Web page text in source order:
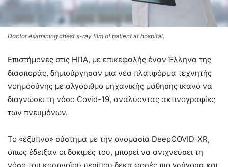
Doctor examining chest x-ray film of patient at hospital.
Επιστήμονες στις ΗΠΑ, με επικεφαλής έναν Έλληνα της
διασποράς, δημιούργησαν μια νέα πλατφόρμα τεχνητής
νοημοσύνης με αλγόριθμο μηχανικής μάθησης ικανό να
διαγνώσει τη νόσο Covid-19, αναλύοντας ακτινογραφίες
των πνευμόνων.
Το «έξυπνο» σύστημα με την ονομασία DeepCOVID-XR,
όπως έδειξαν οι δοκιμές του, μπορεί να ανιχνεύσει τη
νόσο του κορονοϊού περίπου δέκα φορές πιο γρήγορα και